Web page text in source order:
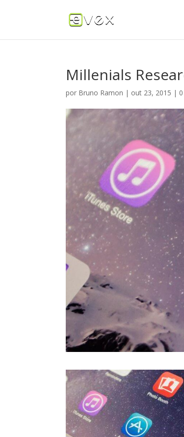
Millenials
por Bruno Ramon | out 23, 2015 |